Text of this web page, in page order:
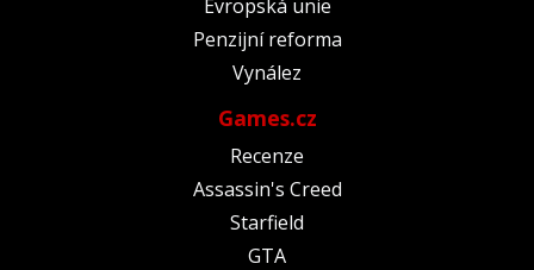
Evropská unie
Penzijní reforma
Vynález
Games.cz
Recenze
Assassin's Creed
Starfield
GTA